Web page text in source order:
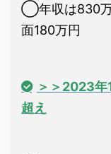
◯年収は830万
面180万円
＞＞2023年
超え